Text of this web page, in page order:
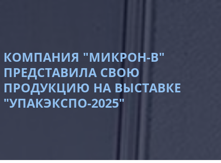
КОМПАНИЯ "МИКРОН-В"
ПРЕДСТАВИЛА СВОЮ
ПРОДУКЦИЮ НА ВЫСТАВКЕ
"УПАКЭКСПО-2025"